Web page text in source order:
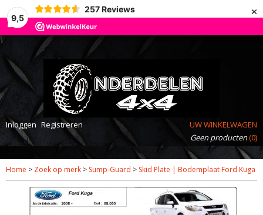
9,5
257 Reviews ×
Inloggen Registreren
UW WINKELWAGEN
Geen producten(0)
Home > Zoek op merk > Sump-Guard > Skid Plate | Bodemplaat Ford Kuga